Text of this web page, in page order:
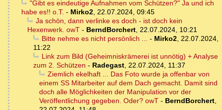
"Gibt es eindeutige Aufnahmen vom Schützen?" Ja und ich
habe es!! o.T. - Mirko2, 22.07.2024, 09:45
Ja schön, dann verlinke es doch - ist doch kein
Hexenwerk. owT - BerndBorchert, 22.07.2024, 10:21
Bitte nehme es nicht persönlich ... - Mirko2, 22.07.2024,
11:22
Link zum Bild (Geheimniskrämerei ist unnötig) + Analyse
zum 2. Schützen - Radegast, 22.07.2024, 11:37
Ziemlich ekelhaft ... Das Foto wurde ja offenbar von
einem SS Mitarbeiter auf dem Dach gemacht. Damit sind
doch alle Möglichkeiten der Manipulation vor der
Veröffentlichung gegeben. Oder? owT - BerndBorchert,